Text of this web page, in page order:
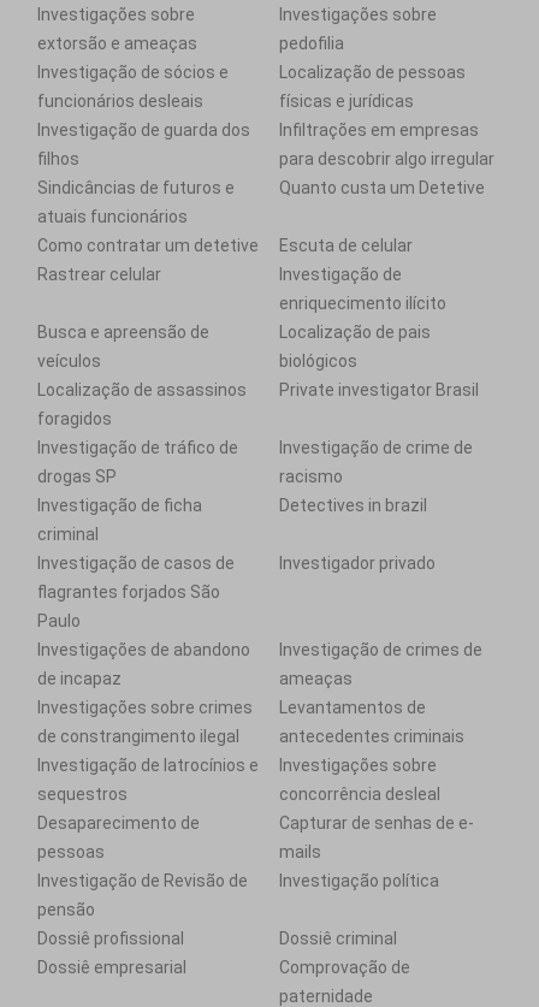
Investigações sobre
extorsão e ameaças
Investigações sobre
pedofilia
Investigação de sócios e
funcionários desleais
Localização de pessoas
físicas e jurídicas
Investigação de guarda dos
filhos
Infiltrações em empresas
para descobrir algo irregular
Sindicâncias de futuros e
atuais funcionários
Quanto custa um Detetive
Como contratar um detetive
Escuta de celular
Rastrear celular
Investigação de
enriquecimento ilícito
Busca e apreensão de
veículos
Localização de pais
biológicos
Localização de assassinos
foragidos
Private investigator Brasil
Investigação de tráfico de
drogas SP
Investigação de crime de
racismo
Investigação de ficha
criminal
Detectives in brazil
Investigação de casos de
flagrantes forjados São
Paulo
Investigador privado
Investigações de abandono
de incapaz
Investigação de crimes de
ameaças
Investigações sobre crimes
de constrangimento ilegal
Levantamentos de
antecedentes criminais
Investigação de latrocínios e
sequestros
Investigações sobre
concorrência desleal
Desaparecimento de
pessoas
Capturar de senhas de e-
mails
Investigação de Revisão de
pensão
Investigação política
Dossiê profissional
Dossiê criminal
Dossiê empresarial
Comprovação de
paternidade